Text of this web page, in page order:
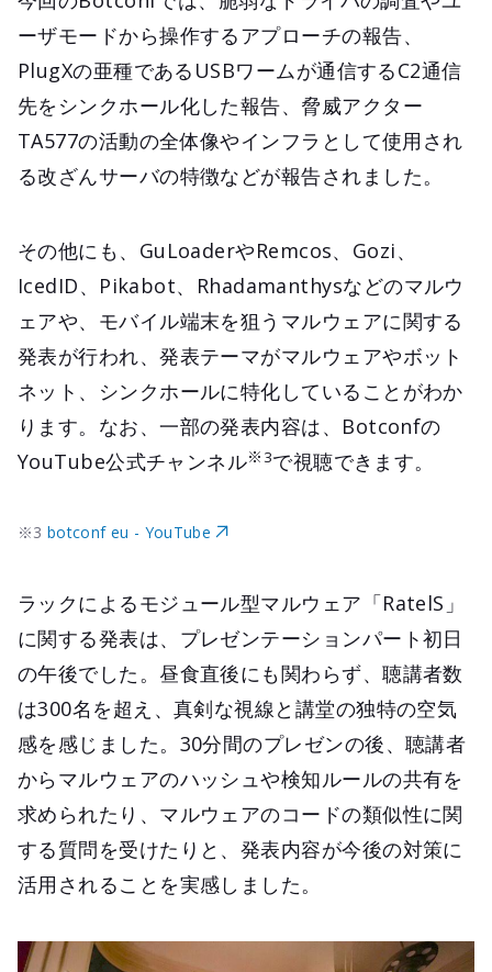
ーザモードから操作するアプローチの報告、
PlugXの亜種であるUSBワームが通信するC2通信
先をシンクホール化した報告、脅威アクター
TA577の活動の全体像やインフラとして使用され
る改ざんサーバの特徴などが報告されました。
その他にも、GuLoaderやRemcos、Gozi、
IcedID、Pikabot、Rhadamanthysなどのマルウ
ェアや、モバイル端末を狙うマルウェアに関する
発表が行われ、発表テーマがマルウェアやボット
ネット、シンクホールに特化していることがわか
ります。なお、一部の発表内容は、Botconfの
YouTube公式チャンネル※3で視聴できます。
※3botconf eu - YouTube
ラックによるモジュール型マルウェア「RatelS」
に関する発表は、プレゼンテーションパート初日
の午後でした。昼食直後にも関わらず、聴講者数
は300名を超え、真剣な視線と講堂の独特の空気
感を感じました。30分間のプレゼンの後、聴講者
からマルウェアのハッシュや検知ルールの共有を
求められたり、マルウェアのコードの類似性に関
する質問を受けたりと、発表内容が今後の対策に
活用されることを実感しました。